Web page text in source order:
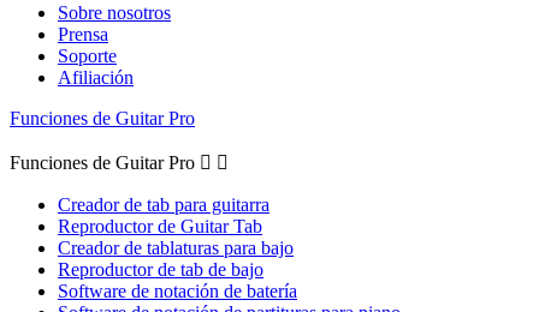
Sobre nosotros
Prensa
Soporte
Afiliación
Funciones de Guitar Pro
Funciones de Guitar Pro  
Creador de tab para guitarra
Reproductor de Guitar Tab
Creador de tablaturas para bajo
Reproductor de tab de bajo
Software de notación de batería